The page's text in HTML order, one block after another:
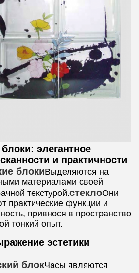
элегантное
и практичности
блокиВыделяются на
материалами своей
текстурой.стеклоОни
практические функции и
привнося в пространство
тонкий опыт.
эстетики
блокЧасы являются